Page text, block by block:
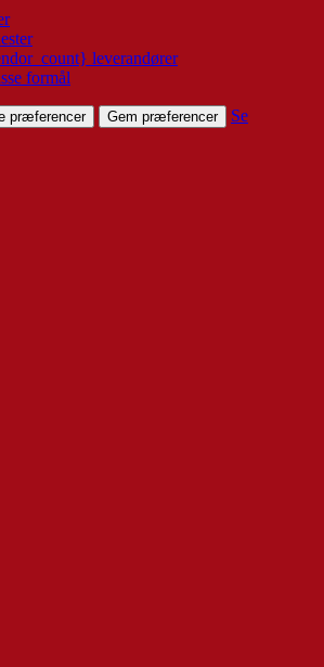
leverandører
formål
præferencer Gem præferencer
Se